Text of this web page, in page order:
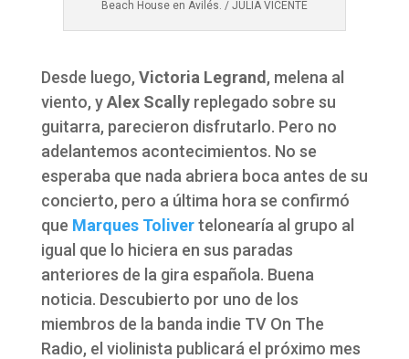
Beach House en Avilés. / JULIA VICENTE
Desde luego, Victoria Legrand , melena al
viento, yAlex Scallyreplegado sobre su
guitarra, parecieron disfrutarlo. Pero no
adelantemos acontecimientos. No se
esperaba que nada abriera boca antes de su
concierto, pero a última hora se confirmó
que Marques Toliver telonearía al grupo al
igual que lo hiciera en sus paradas
anteriores de la gira española. Buena
noticia. Descubierto por uno de los
miembros de la banda indie TV On The
Radio, el violinista publicará el próximo mes